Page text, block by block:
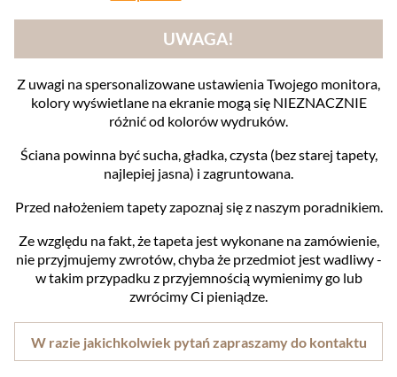
UWAGA!
Z uwagi na spersonalizowane ustawienia Twojego monitora,
kolory wyświetlane na ekranie mogą się NIEZNACZNIE
różnić od kolorów wydruków.
Ściana powinna być sucha, gładka, czysta (bez starej tapety,
najlepiej jasna) i zagruntowana.
Przed nałożeniem tapety zapoznaj się z naszym poradnikiem.
Ze względu na fakt, że tapeta jest wykonane na zamówienie,
nie przyjmujemy zwrotów, chyba że przedmiot jest wadliwy -
w takim przypadku z przyjemnością wymienimy go lub
zwrócimy Ci pieniądze.
W razie jakichkolwiek pytań zapraszamy do kontaktu